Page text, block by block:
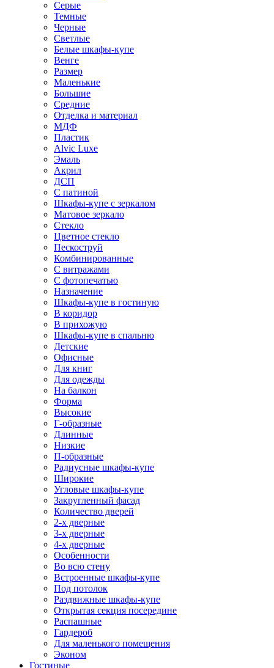
Серые
Темные
Черные
Светлые
Белые шкафы-купе
Венге
Размер
Маленькие
Большие
Средние
Отделка и материал
МДФ
Пластик
Alvic Luxe
Эмаль
Акрил
ДСП
С патиной
Шкафы-купе с зеркалом
Матовое зеркало
Стекло
Цветное стекло
Пескоструй
Комбинированные
С витражами
С фотопечатью
Назначение
Шкафы-купе в гостиную
В коридор
В прихожую
Шкафы-купе в спальню
Детские
Офисные
Для книг
Для одежды
На балкон
Форма
Высокие
Г-образные
Длинные
Низкие
П-образные
Радиусные шкафы-купе
Широкие
Угловые шкафы-купе
Закругленный фасад
Количество дверей
2-х дверные
3-х дверные
4-х дверные
Особенности
Во всю стену
Встроенные шкафы-купе
Под потолок
Раздвижные шкафы-купе
Открытая секция посередине
Распашные
Гардероб
Для маленького помещения
Эконом
Гостиные